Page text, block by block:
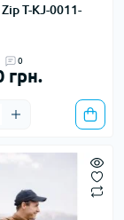
T-KJ-0011-
0
грн.